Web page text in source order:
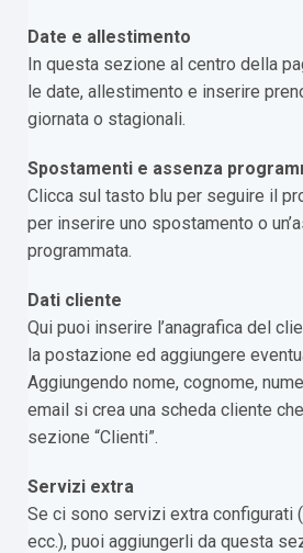
Date e allestimento
In questa sezione al centro della
le date, allestimento e inserire
giornata o stagionali.
Spostamenti e assenza
Clicca sul tasto blu per seguire il
per inserire uno spostamento o
programmata.
Dati cliente
Qui puoi inserire l’anagrafica del
la postazione ed aggiungere
Aggiungendo nome, cognome,
email si crea una scheda cliente
sezione “Clienti”.
Servizi extra
Se ci sono servizi extra configurati
ecc.), puoi aggiungerli da questa